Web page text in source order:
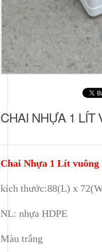
CHAI NHỰA 1 LÍT
Chai Nhựa 1 Lít vuông
kích thước:88(L) x
NL: nhựa HDPE
Màu trắng